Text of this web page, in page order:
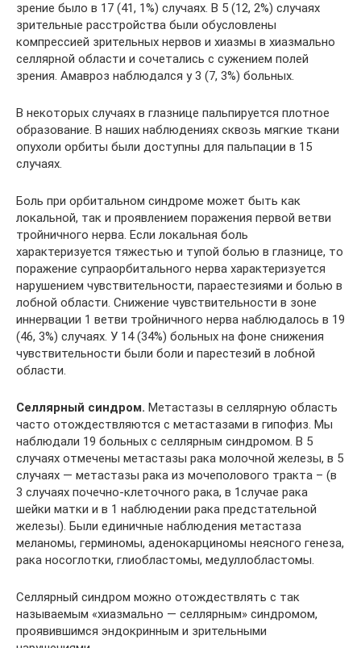
зрение было в 17 (41, 1%) случаях. В 5 (12, 2%) случаях
зрительные расстройства были обусловлены
компрессией зрительных нервов и хиазмы в хиазмально
селлярной области и сочетались с сужением полей
зрения. Амавроз наблюдался у 3 (7, 3%) больных.
В некоторых случаях в глазнице пальпируется плотное
образование. В наших наблюдениях сквозь мягкие ткани
опухоли орбиты были доступны для пальпации в 15
случаях.
Боль при орбитальном синдроме может быть как
локальной, так и проявлением поражения первой ветви
тройничного нерва. Если локальная боль
характеризуется тяжестью и тупой болью в глазнице, то
поражение супраорбитального нерва характеризуется
нарушением чувствительности, параестезиями и болью в
лобной области. Снижение чувствительности в зоне
иннервации 1 ветви тройничного нерва наблюдалось в 19
(46, 3%) случаях. У 14 (34%) больных на фоне снижения
чувствительности были боли и парестезий в лобной
области.
Селлярный синдром. Метастазы в селлярную область
часто отождествляются с метастазами в гипофиз. Мы
наблюдали 19 больных с селлярным синдромом. В 5
случаях отмечены метастазы рака молочной железы, в 5
случаях — метастазы рака из мочеполового тракта – (в
3 случаях почечно-клеточного рака, в 1случае рака
шейки матки и в 1 наблюдении рака предстательной
железы). Были единичные наблюдения метастаза
меланомы, герминомы, аденокарциномы неясного генеза,
рака носоглотки, глиобластомы, медуллобластомы.
Селлярный синдром можно отождествлять с так
называемым «хиазмально — селлярным» синдромом,
проявившимся эндокринным и зрительными